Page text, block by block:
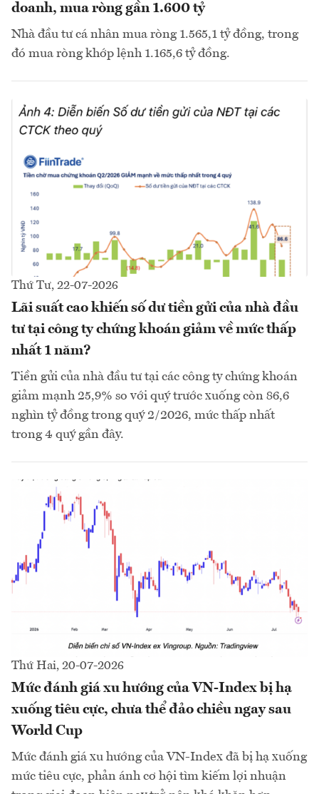
doanh, mua ròng gần 1.600 tỷ
Nhà đầu tư cá nhân mua ròng 1.565,1 tỷ đồng, trong
đó mua ròng khớp lệnh 1.165,6 tỷ đồng.
Thứ Tư, 22-07-2026
Lãi suất cao khiến số dư tiền gửi của nhà đầu
tư tại công ty chứng khoán giảm về mức thấp
nhất 1 năm?
Tiền gửi của nhà đầu tư tại các công ty chứng khoán
giảm mạnh 25,9% so với quý trước xuống còn 86,6
nghìn tỷ đồng trong quý 2/2026, mức thấp nhất
trong 4 quý gần đây.
Thứ Hai, 20-07-2026
Mức đánh giá xu hướng của VN-Index bị hạ
xuống tiêu cực, chưa thể đảo chiều ngay sau
World Cup
Mức đánh giá xu hướng của VN-Index đã bị hạ xuống
mức tiêu cực, phản ánh cơ hội tìm kiếm lợi nhuận